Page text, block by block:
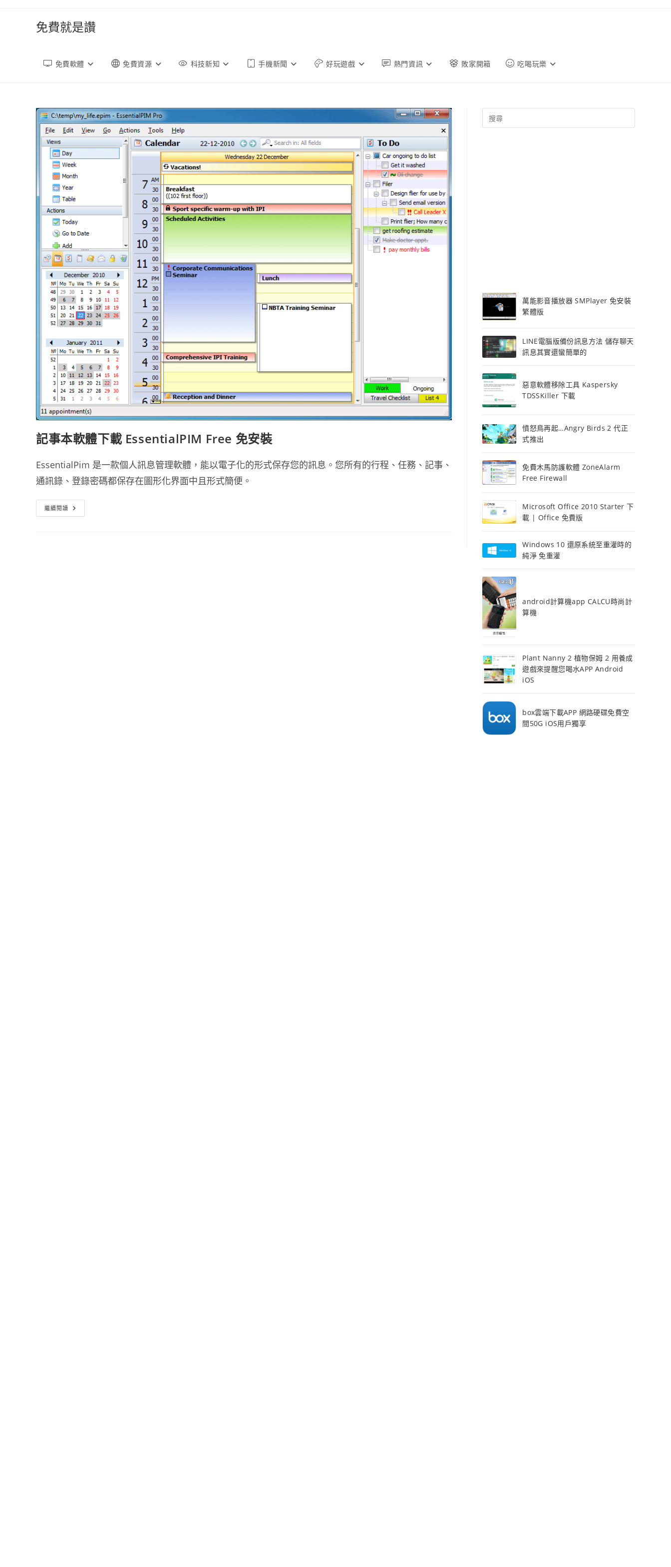
免費就是讚
免費軟體 免費資源 科技新知 手機新聞 好玩遊戲 熱門資訊 敗家開箱 吃喝玩樂
記事本軟體下載 EssentialPIM Free 免安裝
EssentialPim 是一款個人訊息管理軟體，能以電子化的形式保存您的訊息。您所有的行程、任務、記事、
通訊錄、登錄密碼都保存在圖形化界面中且形式簡便。
繼續閱讀 記
事
萬能影音播放器 SMPlayer 免安裝
繁體版
LINE電腦版備份訊息方法 儲存聊天
訊息其實還蠻簡單的
惡意軟體移除工具 Kaspersky
TDSSKiller 下載
憤怒鳥再起…Angry Birds 2 代正
式推出
免費木馬防護軟體 ZoneAlarm
Free Firewall
Microsoft Office 2010 Starter 下
載 | Office 免費版
Windows 10 還原系統至重灌時的
純淨 免重灌
android計算機app CALCU時尚計
算機
Plant Nanny 2 植物保姆 2 用養成
遊戲來提醒您喝水APP Android
iOS
box雲端下載APP 網路硬碟免費空
間50G iOS用戶獨享